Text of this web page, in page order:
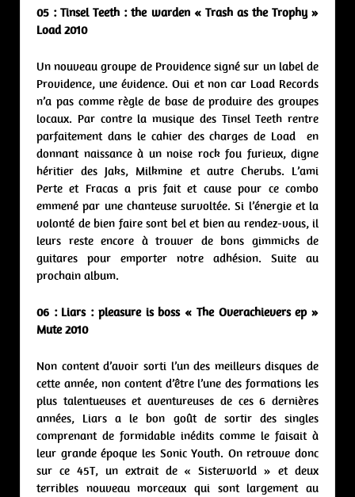
05 : Tinsel Teeth : the warden « Trash as the Trophy »
Load 2010
Un nouveau groupe de Providence signé sur un label de
Providence, une évidence. Oui et non car Load Records
n’a pas comme règle de base de produire des groupes
locaux. Par contre la musique des Tinsel Teeth rentre
parfaitement dans le cahier des charges de Load en
donnant naissance à un noise rock fou furieux, digne
héritier des Jaks, Milkmine et autre Cherubs. L’ami
Perte et Fracas a pris fait et cause pour ce combo
emmené par une chanteuse survoltée. Si l’énergie et la
volonté de bien faire sont bel et bien au rendez-vous, il
leurs reste encore à trouver de bons gimmicks de
guitares pour emporter notre adhésion. Suite au
prochain album.
06 : Liars : pleasure is boss « The Overachievers ep »
Mute 2010
Non content d’avoir sorti l’un des meilleurs disques de
cette année, non content d’être l’une des formations les
plus talentueuses et aventureuses de ces 6 dernières
années, Liars a le bon goût de sortir des singles
comprenant de formidable inédits comme le faisait à
leur grande époque les Sonic Youth. On retrouve donc
sur ce 45T, un extrait de « Sisterworld » et deux
terribles nouveau morceaux qui sont largement au